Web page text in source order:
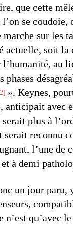
que cette
se coudoie,
marche sur les
actuelle, soit la
au
phases
2
». Keynes,
anticipait avec
plus à
serait reconnu
l’une de
à demi
un jour paru,
n’est qu’avec